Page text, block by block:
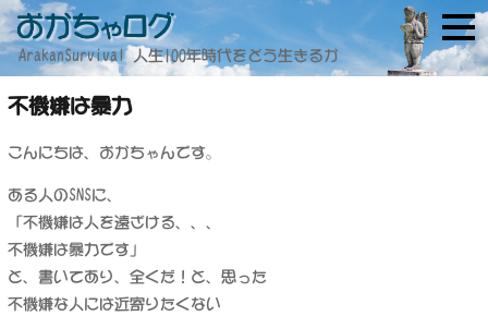
ArakanSurvival 人生100年時代をどう生きるか
不機嫌は暴力
こんにちは、おかちゃんです。
ある人のSNSに、
「不機嫌は人を遠ざける、、、
不機嫌は暴力です」
と、書いてあり、全くだ！と、思った
不機嫌な人には近寄りたくない